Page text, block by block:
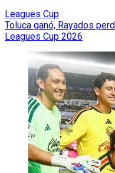
Leagues Cup
Toluca ganó, Rayados
Leagues Cup 2026